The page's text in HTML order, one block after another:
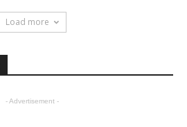
Load more
- Advertisement -